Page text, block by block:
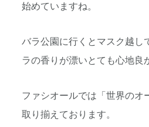
始めていますね。
バラ公園に行くとマスク越し
ラの香りが漂いとても心地良
ファシオールでは「世界のオ
取り揃えております。